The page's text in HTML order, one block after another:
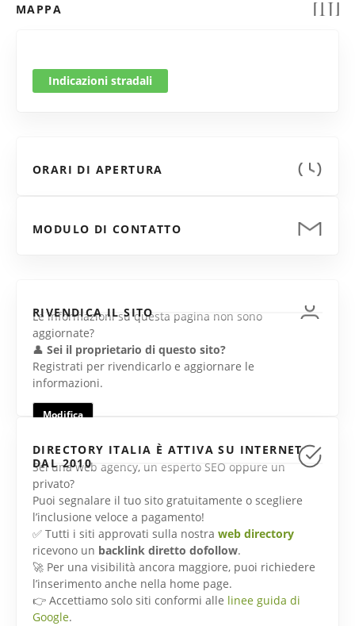
MAPPA
Indicazioni stradali
ORARI DI APERTURA
MODULO DI CONTATTO
RIVENDICA IL SITO
Le informazioni su questa pagina non sono
aggiornate?
👤 Sei il proprietario di questo sito?
Registrati per rivendicarlo e aggiornare le
informazioni.
Modifica
DIRECTORY ITALIA È ATTIVA SU INTERNET
DAL 2010
Sei una web agency, un esperto SEO oppure un
privato?
Puoi segnalare il tuo sito gratuitamente o scegliere
l’inclusione veloce a pagamento!
✅ Tutti i siti approvati sulla nostra web directory
ricevono un backlink diretto dofollow.
🚀 Per una visibilità ancora maggiore, puoi richiedere
l’inserimento anche nella home page.
👉 Accettiamo solo siti conformi alle linee guida di
Google.